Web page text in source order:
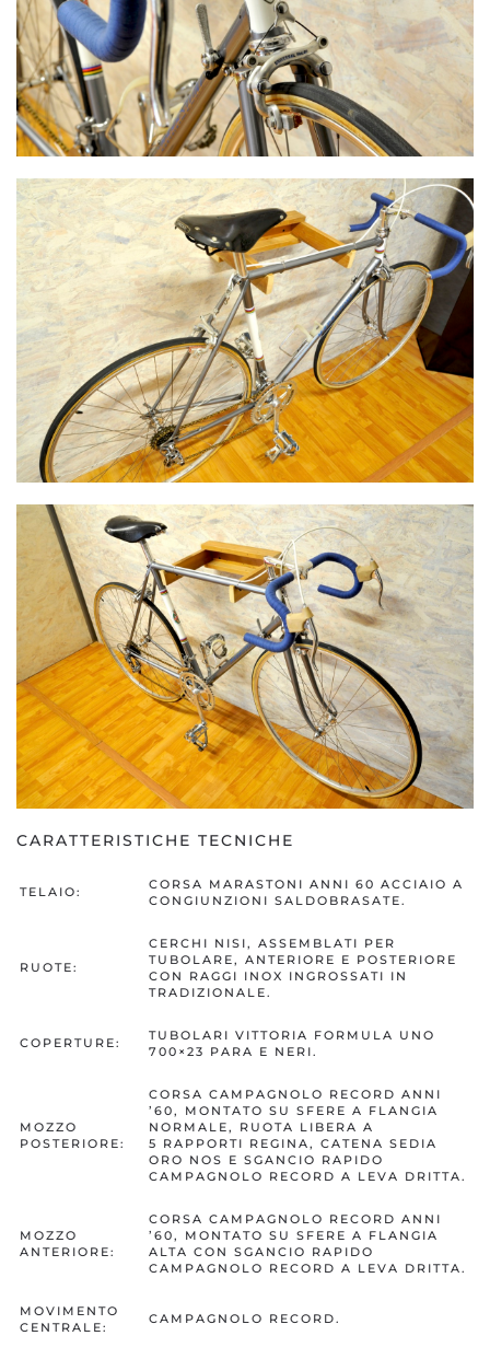
CARATTERISTICHE TECNICHE
TELAIO:
CORSA MARASTONI ANNI 60 ACCIAIO A
CONGIUNZIONI SALDOBRASATE.
RUOTE:
CERCHI NISI, ASSEMBLATI PER
TUBOLARE, ANTERIORE E POSTERIORE
CON RAGGI INOX INGROSSATI IN
TRADIZIONALE.
COPERTURE:
TUBOLARI VITTORIA FORMULA UNO
700×23 PARA E NERI.
MOZZO
POSTERIORE:
CORSA CAMPAGNOLO RECORD ANNI
’60, MONTATO SU SFERE A FLANGIA
NORMALE, RUOTA LIBERA A
5 RAPPORTI REGINA, CATENA SEDIA
ORO NOS E SGANCIO RAPIDO
CAMPAGNOLO RECORD A LEVA DRITTA.
MOZZO
ANTERIORE:
CORSA CAMPAGNOLO RECORD ANNI
’60, MONTATO SU SFERE A FLANGIA
ALTA CON SGANCIO RAPIDO
CAMPAGNOLO RECORD A LEVA DRITTA.
MOVIMENTO
CENTRALE:
CAMPAGNOLO RECORD.